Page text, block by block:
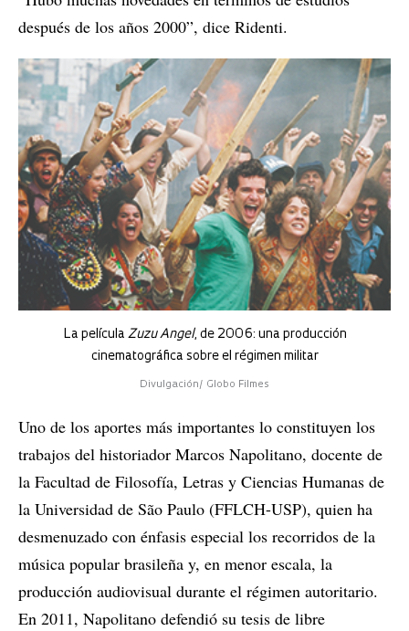
después de los años 2000”, dice Ridenti.
La película Zuzu Angel, de 2006: una producción
cinematográfica sobre el régimen militar
Divulgación/ Globo Filmes
Uno de los aportes más importantes lo constituyen los
trabajos del historiador Marcos Napolitano, docente de
la Facultad de Filosofía, Letras y Ciencias Humanas de
la Universidad de São Paulo (FFLCH-USP), quien ha
desmenuzado con énfasis especial los recorridos de la
música popular brasileña y, en menor escala, la
producción audiovisual durante el régimen autoritario.
En 2011, Napolitano defendió su tesis de libre